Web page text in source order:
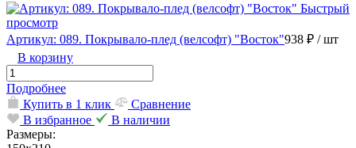
Быстрый
просмотр
Артикул: 089. Покрывало-плед (велсофт) "Восток"938 ₽ / шт
В корзину
Подробнее
Купить в 1 клик
Сравнение
В избранное
В наличии
Размеры: